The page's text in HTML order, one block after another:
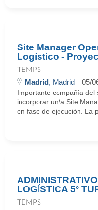
Site Manager
Logístico -
TEMPS
Madrid, Madrid 05/
Importante compañía del
incorporar un/a Site
en fase de ejecución. La
LOGÍSTICA 5º
TEMPS